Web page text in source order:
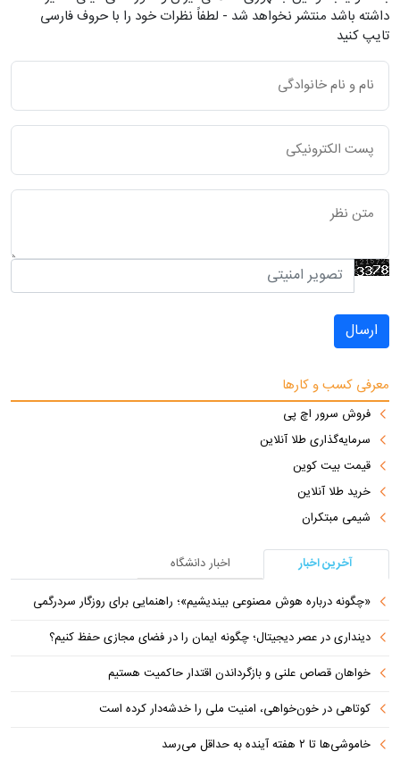
داشته باشد منتشر نخواهد شد - لطفاً نظرات خود را با حروف فارسی
تایپ کنید
ارسال
معرفی کسب و کارها
فروش سرور اچ پی
سرمایه‌گذاری طلا آنلاین
قیمت بیت کوین
خرید طلا آنلاین
شیمی مبتکران
آخرین اخبار
اخبار دانشگاه
«چگونه درباره هوش مصنوعی بیندیشیم»؛ راهنمایی برای روزگار سردرگمی
دینداری در عصر دیجیتال؛ چگونه ایمان را در فضای مجازی حفظ کنیم؟
خواهان قصاص علنی و بازگرداندن اقتدار حاکمیت هستیم
کوتاهی در خون‌خواهی، امنیت ملی را خدشه‌دار کرده است
خاموشی‌ها تا ۲ هفته آینده به حداقل می‌رسد